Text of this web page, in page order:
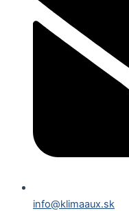
info@klimaaux.sk